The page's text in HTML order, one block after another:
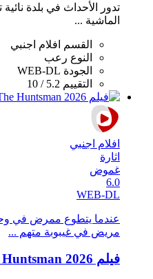
تدور الأحداث في بلدة
الماشية ...
القسم
افلام اجنبي
النوع رعب
الجودة WEB-DL
التقييم 5.2 / 10
افلام اجنبي
اثارة
غموض
6.0
WEB-DL
عندما يتطوع ممرض في
مريض في غيبوبة متهم ...
فيلم The Huntsman 2026 مترجم HD